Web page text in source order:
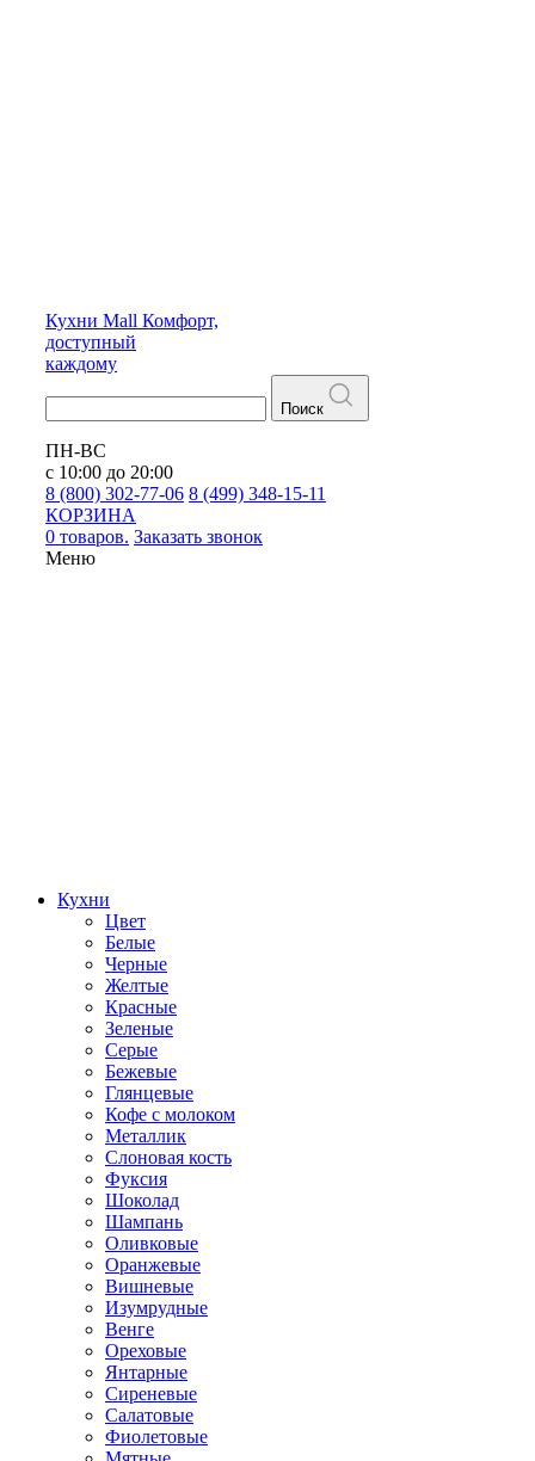
Кухни Mall Комфорт,
доступный
каждому
Поиск
ПН-ВС
с 10:00 до 20:00
8 (800) 302-77-06 8 (499) 348-15-11
КОРЗИНА
0 товаров. Заказать звонок
Меню
Кухни
Цвет
Белые
Черные
Желтые
Красные
Зеленые
Серые
Бежевые
Глянцевые
Кофе с молоком
Металлик
Слоновая кость
Фуксия
Шоколад
Шампань
Оливковые
Оранжевые
Вишневые
Изумрудные
Венге
Ореховые
Янтарные
Сиреневые
Салатовые
Фиолетовые